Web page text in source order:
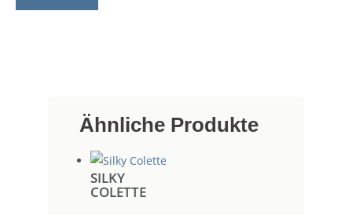
Ähnliche Produkte
SILKY
COLETTE